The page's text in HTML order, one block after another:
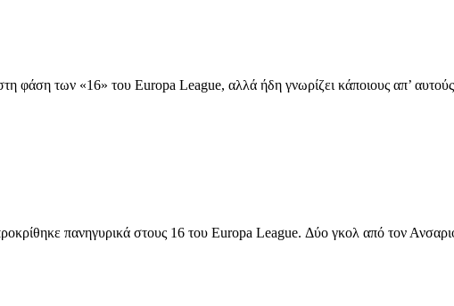
φάση των «16» του Europa League, αλλά ήδη γνωρίζει κάποιους απ’
πανηγυρικά στους 16 του Europa League. Δύο γκολ από τον